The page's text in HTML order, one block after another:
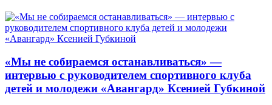
«Мы не собираемся останавливаться» —
интервью с руководителем спортивного клуба
детей и молодежи «Авангард» Ксенией Губкиной